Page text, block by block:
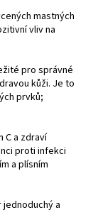
mastných
vliv na
pro správné
kůži. Je to
prvků;
C a zdraví
proti infekci
a plísním
a